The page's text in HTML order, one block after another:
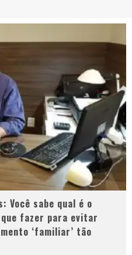
Você sabe qual é o
fazer para evitar
‘familiar’ tão